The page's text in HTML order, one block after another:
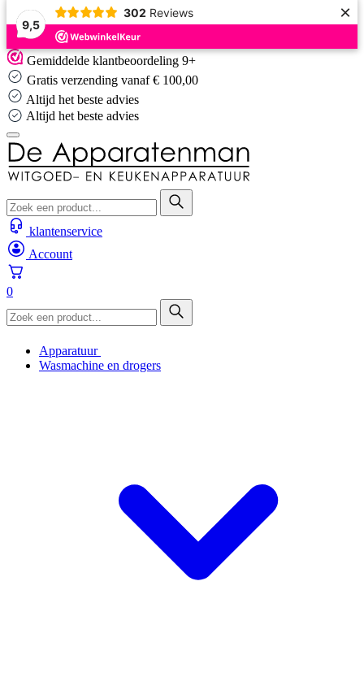
9,5
302 Reviews ×
Skip
to
content
Gemiddelde klantbeoordeling 9+
Gratis verzending vanaf € 100,00
Altijd het beste advies
Altijd het beste advies
klantenservice
Account
0
Apparatuur
Wasmachine en drogers